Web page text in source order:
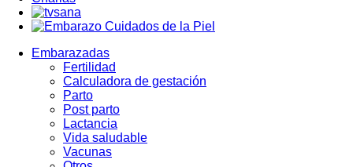
Embarazadas
Fertilidad
Calculadora de gestación
Parto
Post parto
Lactancia
Vida saludable
Vacunas